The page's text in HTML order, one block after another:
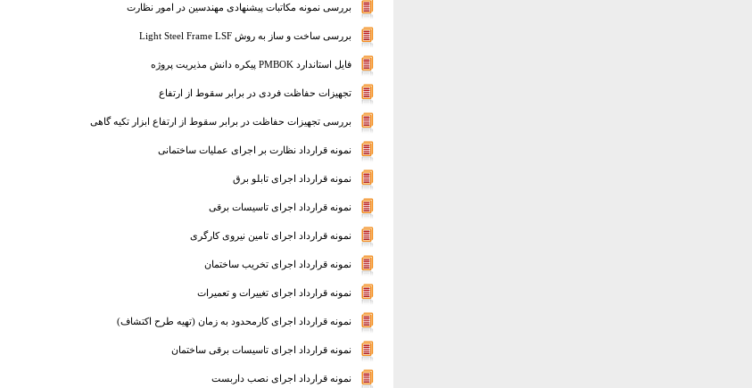
بررسی نمونه مکاتبات پیشنهادی مهندسین در امور نظارت
بررسی ساخت و ساز به روش Light Steel Frame LSF
فایل استاندارد PMBOK پیکره دانش مذیریت پروژه
تجهیزات حفاظت فردی در برابر سقوط از ارتفاع
بررسی تجهیزات حفاظت در برابر سقوط از ارتفاع ابزار تکیه گاهی
نمونه قرارداد نظارت بر اجرای عملیات ساختمانی
نمونه قرارداد اجرای تابلو برق
نمونه قرارداد اجرای تاسیسات برقی
نمونه قرارداد اجرای تامین نیروی کارگری
نمونه قرارداد اجرای تخریب ساختمان
نمونه قرارداد اجرای تغییرات و تعمیرات
نمونه قرارداد اجرای کارمحدود به زمان (تهیه طرح اکتشاف)
نمونه قرارداد اجرای تاسیسات برقی ساختمان
نمونه قرارداد اجرای نصب داربست